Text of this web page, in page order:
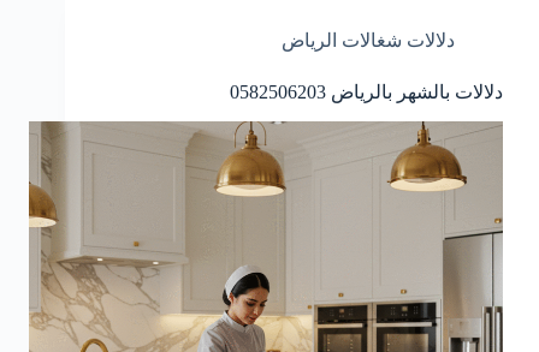
دلالات شغالات الرياض
دلالات بالشهر بالرياض 0582506203